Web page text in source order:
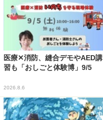
医療✕消防、縫合デモやAED講
習も「おしごと体験博」9/5
2026.8.6